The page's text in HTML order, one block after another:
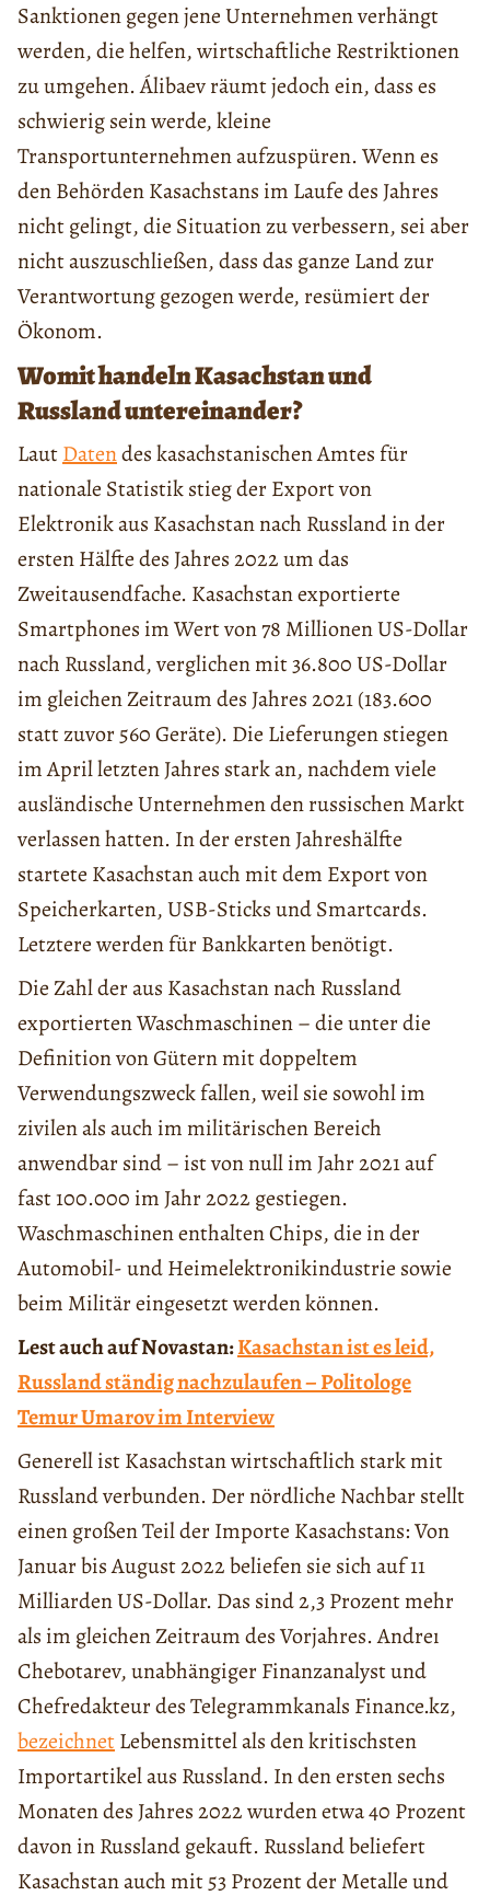
Sanktionen gegen jene Unternehmen verhängt
werden, die helfen, wirtschaftliche Restriktionen
zu umgehen. Álibaev räumt jedoch ein, dass es
schwierig sein werde, kleine
Transportunternehmen aufzuspüren. Wenn es
den Behörden Kasachstans im Laufe des Jahres
nicht gelingt, die Situation zu verbessern, sei aber
nicht auszuschließen, dass das ganze Land zur
Verantwortung gezogen werde, resümiert der
Ökonom.
Womit handeln Kasachstan und
Russland untereinander?
LautDatendes kasachstanischen Amtes für
nationale Statistik stieg der Export von
Elektronik aus Kasachstan nach Russland in der
ersten Hälfte des Jahres 2022 um das
Zweitausendfache. Kasachstan exportierte
Smartphones im Wert von 78 Millionen US-Dollar
nach Russland, verglichen mit 36.800 US-Dollar
im gleichen Zeitraum des Jahres 2021 (183.600
statt zuvor 560 Geräte). Die Lieferungen stiegen
im April letzten Jahres stark an, nachdem viele
ausländische Unternehmen den russischen Markt
verlassen hatten. In der ersten Jahreshälfte
startete Kasachstan auch mit dem Export von
Speicherkarten, USB-Sticks und Smartcards.
Letztere werden für Bankkarten benötigt.
Die Zahl der aus Kasachstan nach Russland
exportierten Waschmaschinen – die unter die
Definition von Gütern mit doppeltem
Verwendungszweck fallen, weil sie sowohl im
zivilen als auch im militärischen Bereich
anwendbar sind – ist von null im Jahr 2021 auf
fast 100.000 im Jahr 2022 gestiegen.
Waschmaschinen enthalten Chips, die in der
Automobil- und Heimelektronikindustrie sowie
beim Militär eingesetzt werden können.
Lest auch auf Novastan:Kasachstan ist es leid,
Russland ständig nachzulaufen – Politologe
Temur Umarov im Interview
Generell ist Kasachstan wirtschaftlich stark mit
Russland verbunden. Der nördliche Nachbar stellt
einen großen Teil der Importe Kasachstans: Von
Januar bis August 2022 beliefen sie sich auf 11
Milliarden US-Dollar. Das sind 2,3 Prozent mehr
als im gleichen Zeitraum des Vorjahres. Andreı
Chebotarev, unabhängiger Finanzanalyst und
Chefredakteur des Telegrammkanals Finance.kz,
bezeichnetLebensmittel als den kritischsten
Importartikel aus Russland. In den ersten sechs
Monaten des Jahres 2022 wurden etwa 40 Prozent
davon in Russland gekauft. Russland beliefert
Kasachstan auch mit 53 Prozent der Metalle und